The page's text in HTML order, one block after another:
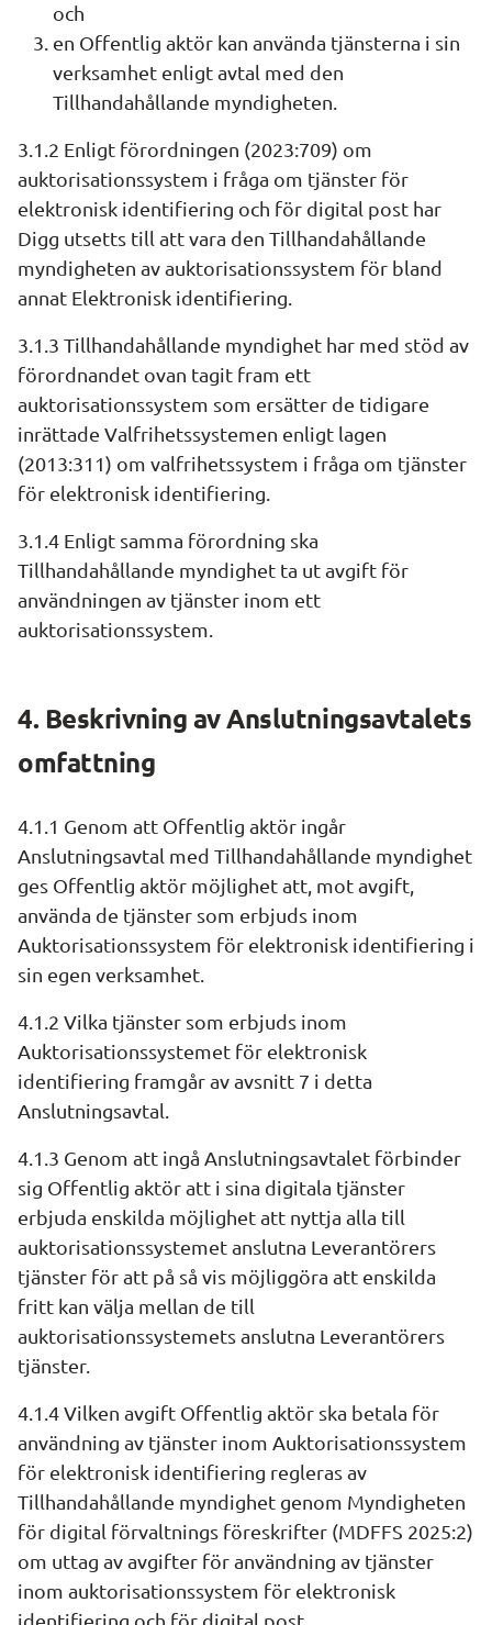
och
en Offentlig aktör kan använda tjänsterna i sin
verksamhet enligt avtal med den
Tillhandahållande myndigheten.
3.1.2 Enligt förordningen (2023:709) om
auktorisationssystem i fråga om tjänster för
elektronisk identifiering och för digital post har
Digg utsetts till att vara den Tillhandahållande
myndigheten av auktorisationssystem för bland
annat Elektronisk identifiering.
3.1.3 Tillhandahållande myndighet har med stöd av
förordnandet ovan tagit fram ett
auktorisationssystem som ersätter de tidigare
inrättade Valfrihetssystemen enligt lagen
(2013:311) om valfrihetssystem i fråga om tjänster
för elektronisk identifiering.
3.1.4 Enligt samma förordning ska
Tillhandahållande myndighet ta ut avgift för
användningen av tjänster inom ett
auktorisationssystem.
4. Beskrivning av Anslutningsavtalets
omfattning
4.1.1 Genom att Offentlig aktör ingår
Anslutningsavtal med Tillhandahållande myndighet
ges Offentlig aktör möjlighet att, mot avgift,
använda de tjänster som erbjuds inom
Auktorisationssystem för elektronisk identifiering i
sin egen verksamhet.
4.1.2 Vilka tjänster som erbjuds inom
Auktorisationssystemet för elektronisk
identifiering framgår av avsnitt 7 i detta
Anslutningsavtal.
4.1.3 Genom att ingå Anslutningsavtalet förbinder
sig Offentlig aktör att i sina digitala tjänster
erbjuda enskilda möjlighet att nyttja alla till
auktorisationssystemet anslutna Leverantörers
tjänster för att på så vis möjliggöra att enskilda
fritt kan välja mellan de till
auktorisationssystemets anslutna Leverantörers
tjänster.
4.1.4 Vilken avgift Offentlig aktör ska betala för
användning av tjänster inom Auktorisationssystem
för elektronisk identifiering regleras av
Tillhandahållande myndighet genom Myndigheten
för digital förvaltnings föreskrifter (MDFFS 2025:2)
om uttag av avgifter för användning av tjänster
inom auktorisationssystem för elektronisk
identifiering och för digital post.